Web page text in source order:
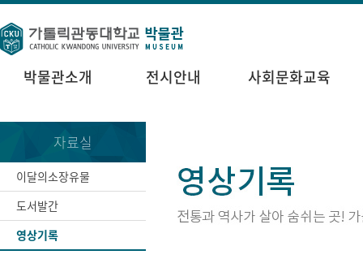
박물관소개 전시안내 사회문화교육
자료실
이달의소장유물
도서발간
영상기록